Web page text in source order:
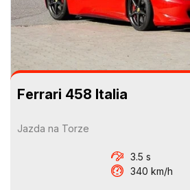
Ferrari 458 Italia
Jazda na Torze
3.5 s
340 km/h